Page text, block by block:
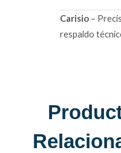
Carisio –
respaldo